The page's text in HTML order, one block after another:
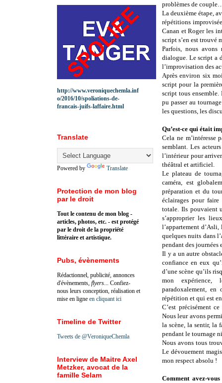
problèmes de
La deuxième étape,
répétitions
Canan et Roger les
script s’en est trouvé
Parfois, nous avons
dialogue. Le script a
l’improvisation des
Après environ six
script pour la
script tous ensemble.
pu passer au
les questions, les
Qu’est-ce qui était
Cela ne m’intéresse
semblant. Les
l’intérieur pour
théâtral et artificiel.
Le plateau de
caméra, est
préparation et du
éclairages pour
totale. Ils pouvaient
s’approprier les
l’appartement
quelques nuits dans
pendant des journées
Il y a un autre
confiance en eux
d’une scène qu’ils
mon expérience,
paradoxalement,
répétition et qui est
C’est précisément
Nous leur avons
la scène, la sentir, la
pendant le tournage
Nous avons tous
Le dévouement
mon respect absolu !
Comment avez-
http://www.veroniquechemla.inf
o/2016/10/spoliations-de-
francais-juifs-laffaire.html
Translate
Powered by Translate
Protection de mon blog
par le droit
Tout le contenu de mon blog -
articles, photos, etc. - est protégé
par le droit de la propriété
littéraire et artistique.
Pubs, évènements
Rédactionnel, publicité, annonces
d'évènements, flyers ... Confiez-
nous leurs conception, réalisation et
mise en ligne en cliquant ici
Timeline de Twitter
Tweets de @VeroniqueChemla
Interview de Maitre Axel
Metzker, avocat de la
famille Selam